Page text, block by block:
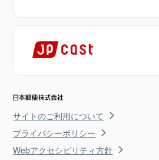
サイトのご利用について
プライバシーポリシー
Webアクセシビリティ方針